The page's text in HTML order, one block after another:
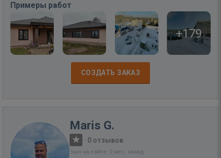
Примеры работ
+179
СОЗДАТЬ ЗАКАЗ
Maris G.
· 0 отзывов
Был на сайте: 2 мес. назад